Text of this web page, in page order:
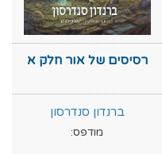
רסיסים של אור חלק א
ברנדון סנדרסון
מודפס: